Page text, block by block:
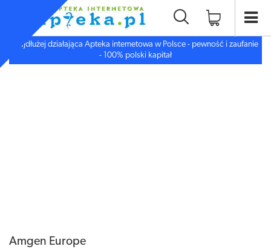
Najdłużej działająca Apteka internetowa w Polsce - pewność i zaufanie
- 100% polski kapitał
Amgen Europe